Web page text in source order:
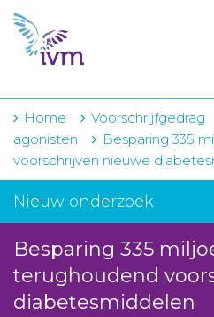
VMI
FTO voorbereiding
IVM-academie
Zorginstellingen
Projecten
Over IVM
Actueel
Home Voorschrijfgedrag
agonisten
Besparing 335
voorschrijven nieuwe
Nieuw onderzoek
Besparing 335
terughoudend
diabetesmiddelen